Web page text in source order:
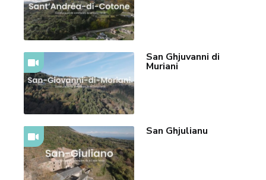
San Ghjuvanni di
Muriani
San Ghjulianu